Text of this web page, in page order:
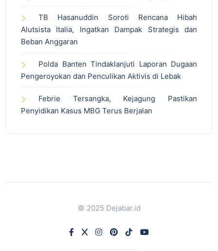
TB Hasanuddin Soroti Rencana Hibah
Alutsista Italia, Ingatkan Dampak Strategis dan
Beban Anggaran
Polda Banten Tindaklanjuti Laporan Dugaan
Pengeroyokan dan Penculikan Aktivis di Lebak
Febrie Tersangka, Kejagung Pastikan
Penyidikan Kasus MBG Terus Berjalan
© 2025 Dejabar.id